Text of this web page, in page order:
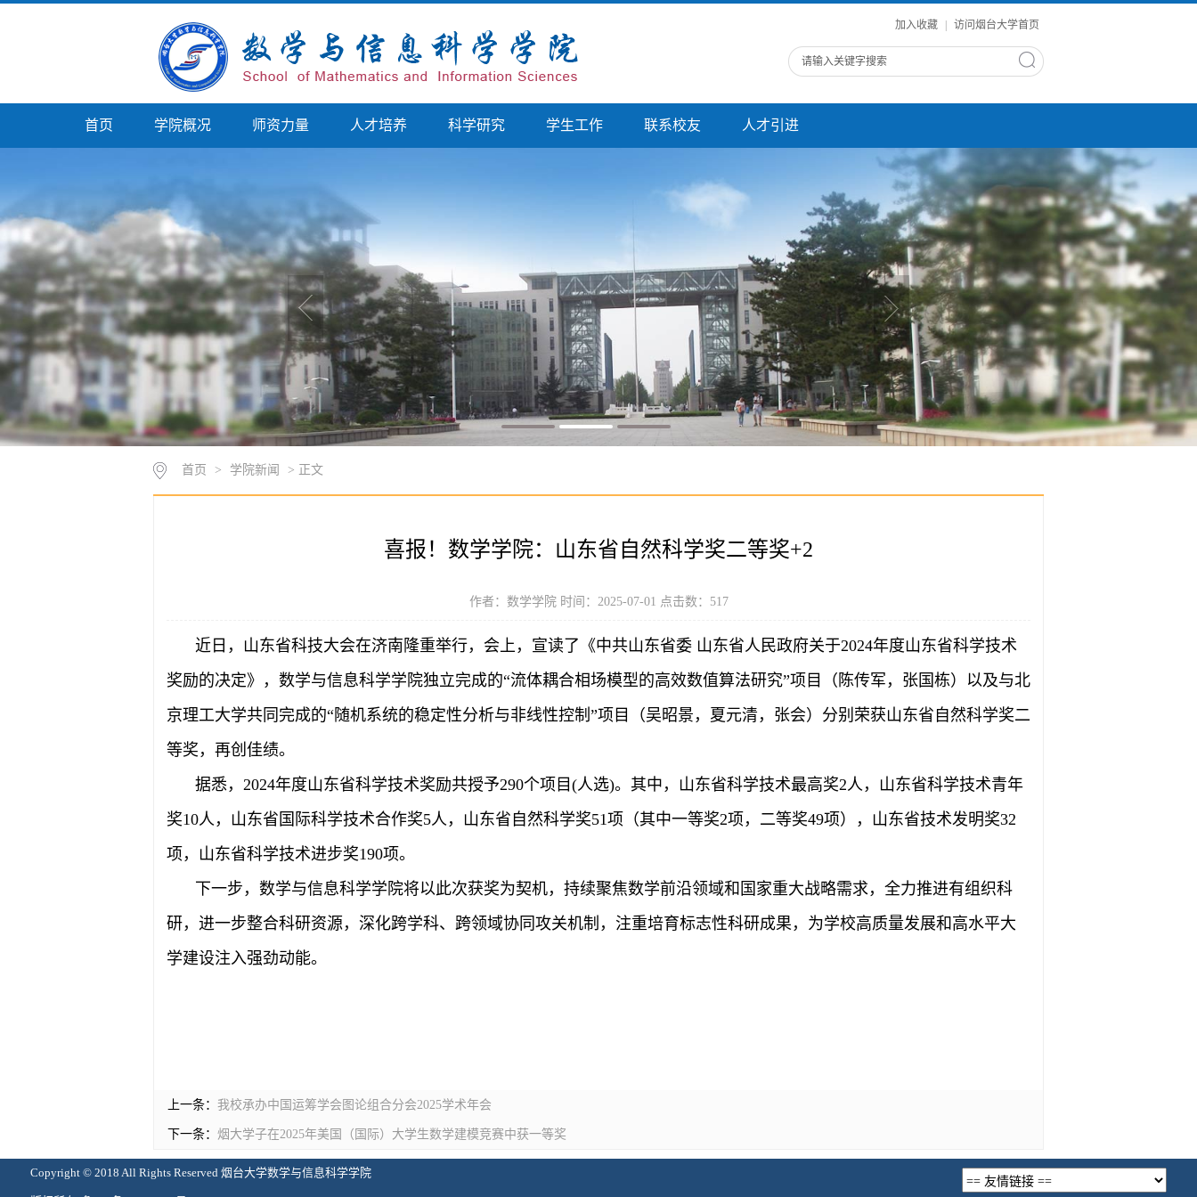
加入收藏 访问烟台大学首页
首页 学院概况 师资力量 人才培养 科学研究 学生工作 联系校友 人才引进
首页 > 学院新闻 > 正文
喜报！数学学院：山东省自然科学奖二等奖+2
作者：数学学院 时间：2025-07-01 点击数： 517
近日，山东省科技大会在济南隆重举行，会上，宣读了《中共山东省委 山东省人民政府关于2024年度山东省科学技术
奖励的决定》，数学与信息科学学院独立完成的“流体耦合相场模型的高效数值算法研究”项目（陈传军，张国栋）以及与北
京理工大学共同完成的“随机系统的稳定性分析与非线性控制”项目（吴昭景，夏元清，张会）分别荣获山东省自然科学奖二
等奖，再创佳绩。
据悉， 2024年度山东省科学技术奖励共授予290个项目(人选)。其中，山东省科学技术最高奖2人，山东省科学技术青年
奖10人，山东省国际科学技术合作奖5人，山东省自然科学奖51项（其中一等奖2项，二等奖49项），山东省技术发明奖32
项，山东省科学技术进步奖190项。
下一步，数学与信息科学学院将以此次获奖为契机，持续聚焦数学前沿领域和国家重大战略需求，全力推进有组织科
研，进一步整合科研资源，深化跨学科、跨领域协同攻关机制，注重培育标志性科研成果，为学校高质量发展和高水平大
学建设注入强劲动能。
上一条： 我校承办中国运筹学会图论组合分会2025学术年会
下一条： 烟大学子在2025年美国（国际）大学生数学建模竞赛中获一等奖
Copyright © 2018 All Rights Reserved 烟台大学数学与信息科学学院